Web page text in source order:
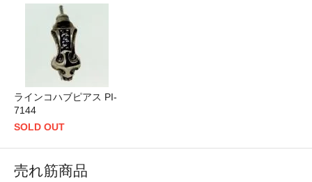
ラインコハブピアス PI-
7144
SOLD OUT
売れ筋商品